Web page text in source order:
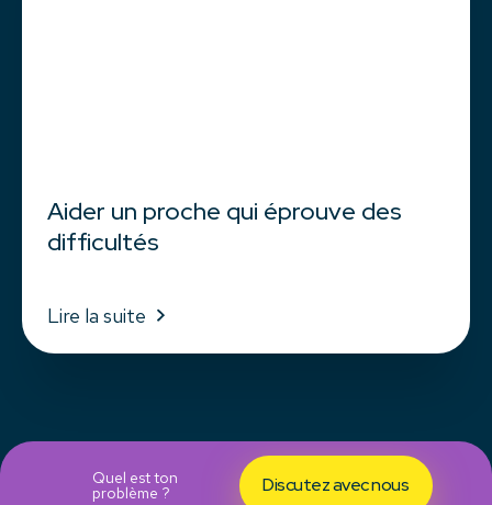
Aider un proche qui éprouve des
difficultés
Lire la suite
Quel est ton
problème ? Discutez avec nous